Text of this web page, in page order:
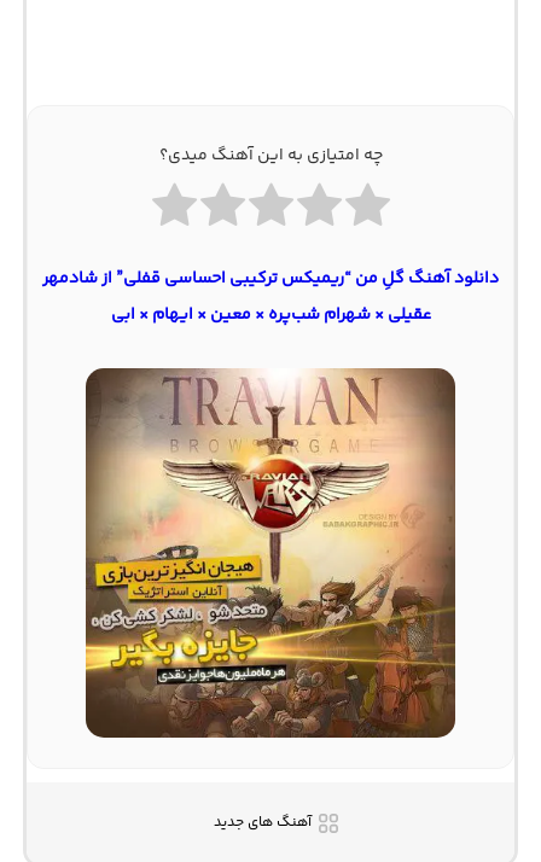
چه امتیازی به این آهنگ میدی؟
دانلود آهنگ گلِ من “ریمیکس ترکیبی احساسی قفلی” از شادمهر
عقیلی × شهرام شب‌پره × معین × ایهام × ابی
آهنگ های جدید